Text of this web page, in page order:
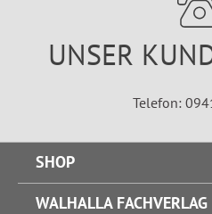
UNSER
Telefon:
SHOP
WALHALLA FACHVERLAG